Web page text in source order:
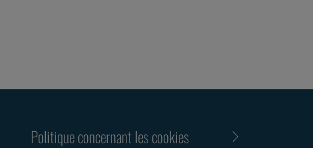
Politique concernant les cookies